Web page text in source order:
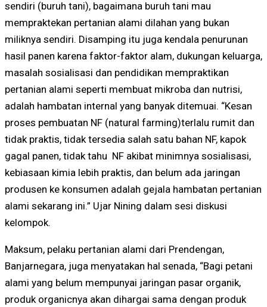
sendiri (buruh tani), bagaimana buruh tani mau
mempraktekan pertanian alami dilahan yang bukan
miliknya sendiri. Disamping itu juga kendala penurunan
hasil panen karena faktor-faktor alam, dukungan keluarga,
masalah sosialisasi dan pendidikan mempraktikan
pertanian alami seperti membuat mikroba dan nutrisi,
adalah hambatan internal yang banyak ditemuai. “Kesan
proses pembuatan NF (natural farming)terlalu rumit dan
tidak praktis, tidak tersedia salah satu bahan NF, kapok
gagal panen, tidak tahu NF akibat minimnya sosialisasi,
kebiasaan kimia lebih praktis, dan belum ada jaringan
produsen ke konsumen adalah gejala hambatan pertanian
alami sekarang ini.” Ujar Nining dalam sesi diskusi
kelompok.
Maksum, pelaku pertanian alami dari Prendengan,
Banjarnegara, juga menyatakan hal senada, “Bagi petani
alami yang belum mempunyai jaringan pasar organik,
produk organicnya akan dihargai sama dengan produk